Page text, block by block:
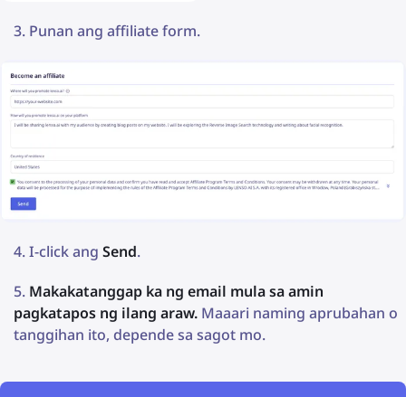
Punan ang affiliate form.
I-click ang Send.
Makakatanggap ka ng email mula sa amin
pagkatapos ng ilang araw. Maaari naming aprubahan o
tanggihan ito, depende sa sagot mo.